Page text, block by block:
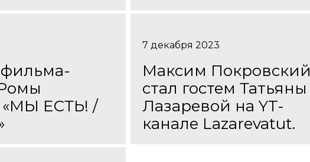
ЕСТЬ! /
7 декабря 2023
Максим Покровский
стал гостем Татьяны
Лазаревой на YT-
канале Lazarevatut.